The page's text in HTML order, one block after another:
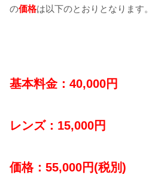
の価格は以下のとおりとなります。
基本料金：40,000円
レンズ：15,000円
価格：55,000円(税別)